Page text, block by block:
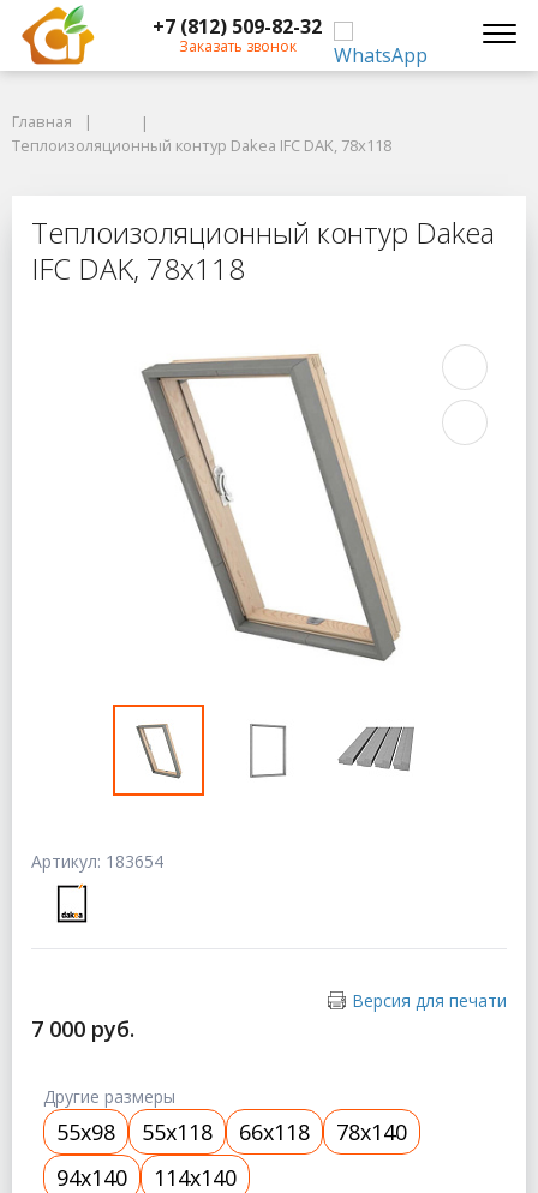
+7 (812) 509-82-32
Заказать звонок
Теплоизоляционный контур Dakea IFC DAK, 78x118
Теплоизоляционный контур Dakea
Главная
Теплоизоляционный контур Dakea IFC DAK, 78x118
Теплоизоляционный контур Dakea
IFC DAK, 78x118
Артикул: 183654
Версия для печати
7 000 руб.
Другие размеры
55x98 55x118 66x118
78x140
94x140
114x140